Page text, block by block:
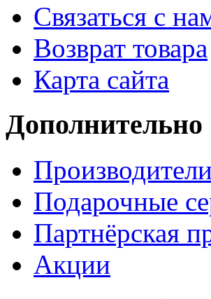
Связаться с
Возврат товара
Карта сайта
Дополнительно
Производители
Подарочные
Партнёрская
Акции